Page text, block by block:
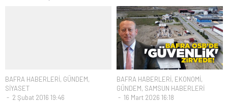
BAFRA HABERLERİ, GÜNDEM,
SİYASET
2 Şubat 2016 19:46
BAFRA HABERLERİ, EKONOMİ,
GÜNDEM, SAMSUN HABERLERİ
16 Mart 2026 16:18